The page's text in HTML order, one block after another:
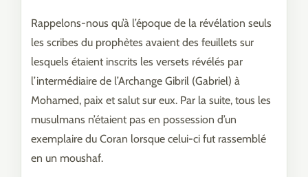
Rappelons-nous qu’à l’époque de la révélation seuls
les scribes du prophètes avaient des feuillets sur
lesquels étaient inscrits les versets révélés par
l’intermédiaire de l’Archange Gibril (Gabriel) à
Mohamed, paix et salut sur eux. Par la suite, tous les
musulmans n’étaient pas en possession d’un
exemplaire du Coran lorsque celui-ci fut rassemblé
en un moushaf.